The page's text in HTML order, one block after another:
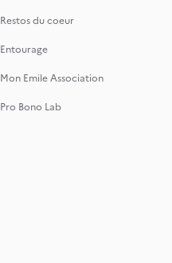
Restos du coeur
Entourage
Mon Emile Association
Pro Bono Lab